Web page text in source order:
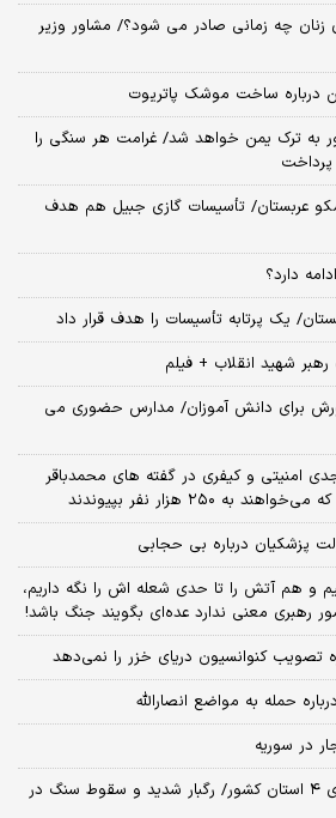
زنان چه زمانی صادر می شود؟/ مشاور وزیر
درباره ساخت موشک پاتریوت
به ترک یمن خواهد شد/ غرامت هر سنگی را
عربستان/ تأسیسات گازی جبیل هم هدف
دارد؟
یک پرتابه تأسیسات را هدف قرار داد
رهبر شهید انقلاب + فیلم
برای دانش آموزان/ مدارس حضوری می
از ۳ یا ۴ جرم جدی امنیتی و کیفری در گفته های محمدباقر
۲۵۰ هزار نفر بپیوندند
پزشکیان درباره بی حجابی
و هم آتش را تا حدی شعله اش را نگه داریم،
رهبری معنی ندارد عده‌ای بگویند جنگ باشد!
تصویب کنوانسیون دریای خزر را نمی‌دهد
حمله به مواضع انصارالله
در سوریه
صدور هشدار هواشناسی برای ۴ استان کشور/ رگبار شدید و سقوط سنگ در